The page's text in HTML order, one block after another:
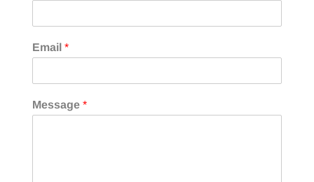
Email *
Message *